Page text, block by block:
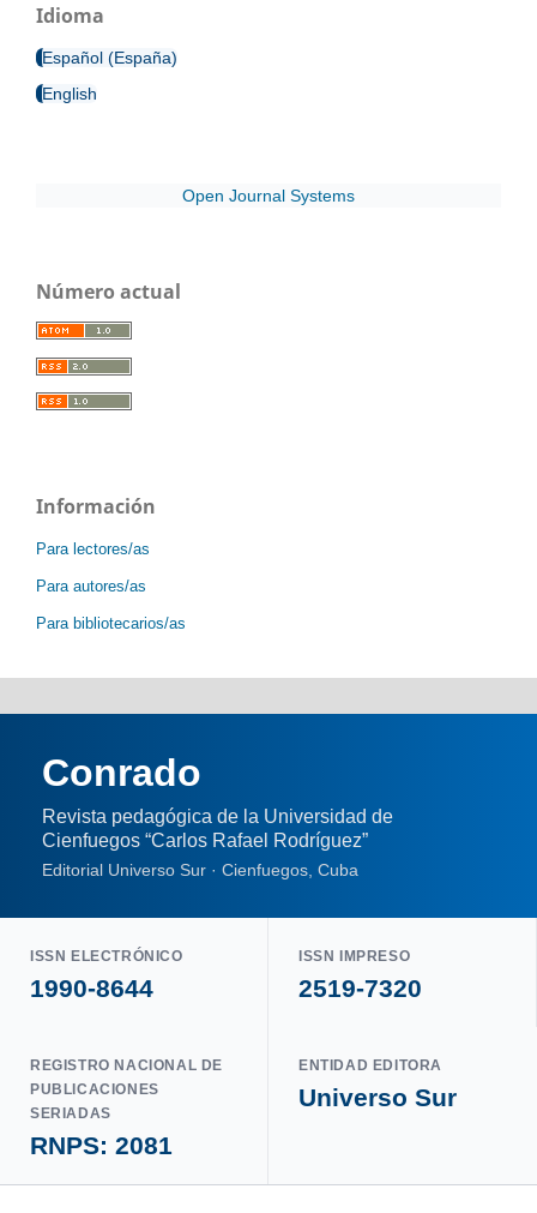
Idioma
Español (España)
English
Open Journal Systems
Número actual
Información
Para lectores/as
Para autores/as
Para bibliotecarios/as
Conrado
Revista pedagógica de la Universidad de
Cienfuegos “Carlos Rafael Rodríguez”
Editorial Universo Sur · Cienfuegos, Cuba
ISSN ELECTRÓNICO
1990-8644
ISSN IMPRESO
2519-7320
REGISTRO NACIONAL DE
PUBLICACIONES
SERIADAS
RNPS: 2081
ENTIDAD EDITORA
Universo Sur